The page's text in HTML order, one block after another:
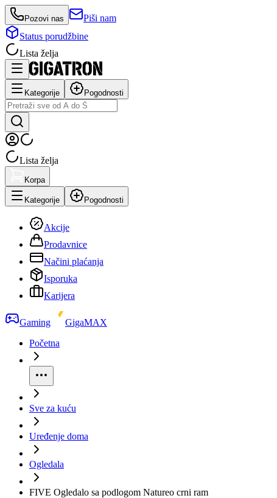
Pozovi nas
Piši nam
Status porudžbine
Lista želja
Kategorije Pogodnosti
Lista želja
Korpa
Kategorije Pogodnosti
Akcije
Prodavnice
Načini plaćanja
Isporuka
Karijera
Gaming
GigaMAX
Početna
Sve za kuću
Uređenje doma
Ogledala
FIVE Ogledalo sa podlogom Natureo crni ram